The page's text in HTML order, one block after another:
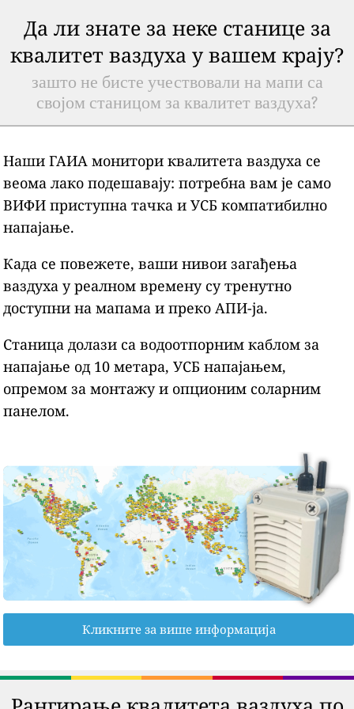
Да ли знате за неке станице за
квалитет ваздуха у вашем крају?
зашто не бисте учествовали на мапи са
својом станицом за квалитет ваздуха?
Наши ГАИА монитори квалитета ваздуха се
веома лако подешавају: потребна вам је само
ВИФИ приступна тачка и УСБ компатибилно
напајање.
Када се повежете, ваши нивои загађења
ваздуха у реалном времену су тренутно
доступни на мапама и преко АПИ-ја.
Станица долази са водоотпорним каблом за
напајање од 10 метара, УСБ напајањем,
опремом за монтажу и опционим соларним
панелом.
Кликните за више информација